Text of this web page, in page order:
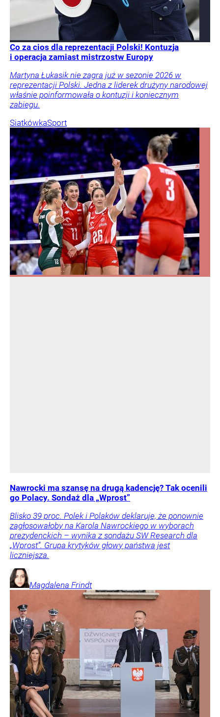
Co za cios dla reprezentacji Polski! Kontuzja
i operacja zamiast mistrzostw Europy
Martyna Łukasik nie zagra już w sezonie 2026 w
reprezentacji Polski. Jedna z liderek drużyny narodowej
właśnie poinformowała o kontuzji i koniecznym
zabiegu.
SiatkówkaSport
Nawrocki ma szansę na drugą kadencję? Tak ocenili
go Polacy. Sondaż dla „Wprost”
Blisko 39 proc. Polek i Polaków deklaruje, że ponownie
zagłosowałoby na Karola Nawrockiego w wyborach
prezydenckich – wynika z sondażu SW Research dla
„Wprost”. Grupa krytyków głowy państwa jest
liczniejsza.
Magdalena Frindt